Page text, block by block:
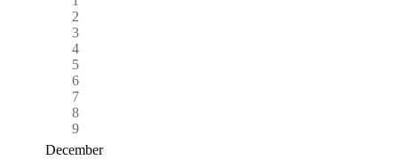
2
3
4
5
6
7
8
9
December